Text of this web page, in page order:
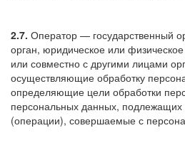
2.7. Оператор — государственный
орган, юридическое или
или совместно с другими лицами
осуществляющие обработку
определяющие цели обработки
персональных данных, подлежащих
(операции), совершаемые с